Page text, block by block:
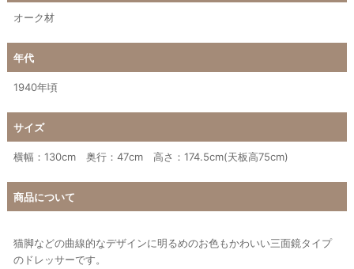
オーク材
年代
1940年頃
サイズ
横幅：130cm 奥行：47cm 高さ：174.5cm(天板高75cm)
商品について
猫脚などの曲線的なデザインに明るめのお色もかわいい三面鏡タイプ
のドレッサーです。